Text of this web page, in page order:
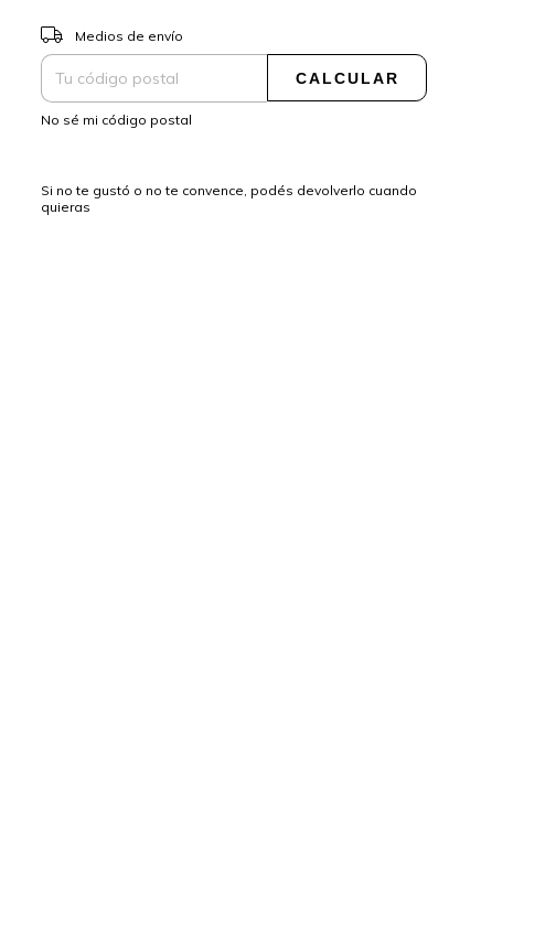
Entregas para el CP:
Medios de envío
CALCULAR
No sé mi código postal
Si no te gustó o no te convence, podés devolverlo cuando
quieras